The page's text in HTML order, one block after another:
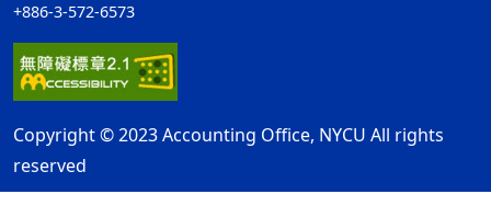
+886-3-572-6573
Copyright © 2023 Accounting Office, NYCU All rights
reserved